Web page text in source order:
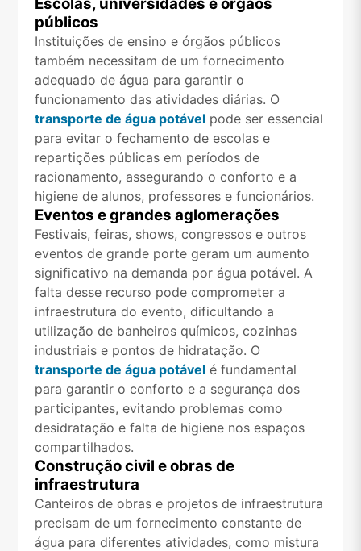
públicos
Instituições de ensino e órgãos públicos
também necessitam de um fornecimento
adequado de água para garantir o
funcionamento das atividades diárias. O
transporte de água potávelpode ser essencial
para evitar o fechamento de escolas e
repartições públicas em períodos de
racionamento, assegurando o conforto e a
higiene de alunos, professores e funcionários.
Eventos e grandes aglomerações
Festivais, feiras, shows, congressos e outros
eventos de grande porte geram um aumento
significativo na demanda por água potável. A
falta desse recurso pode comprometer a
infraestrutura do evento, dificultando a
utilização de banheiros químicos, cozinhas
industriais e pontos de hidratação. O
transporte de água potávelé fundamental
para garantir o conforto e a segurança dos
participantes, evitando problemas como
desidratação e falta de higiene nos espaços
compartilhados.
Construção civil e obras de
infraestrutura
Canteiros de obras e projetos de infraestrutura
precisam de um fornecimento constante de
água para diferentes atividades, como mistura